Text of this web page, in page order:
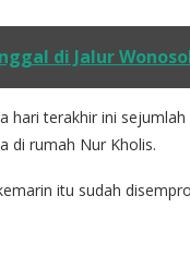
di Jalur
hari terakhir ini
di rumah Nur Kholis.
itu sudah